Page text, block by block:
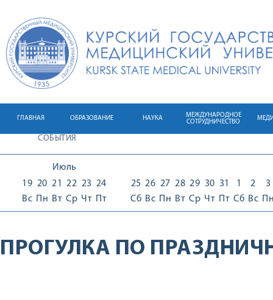
ГЛАВНАЯ ОБРАЗОВАНИЕ НАУКА
МЕЖДУНАРОДНОЕ
СОТРУДНИЧЕСТВО
СОБЫТИЯ
Июль
19
Вс
20
Пн
21
Вт
22
Ср
23
Чт
24
Пт
25
Сб
26
Вс
27
Пн
28
Вт
29
Ср
30
Чт
31
Пт
1
Сб
2
Вс
3
ПРОГУЛКА ПО